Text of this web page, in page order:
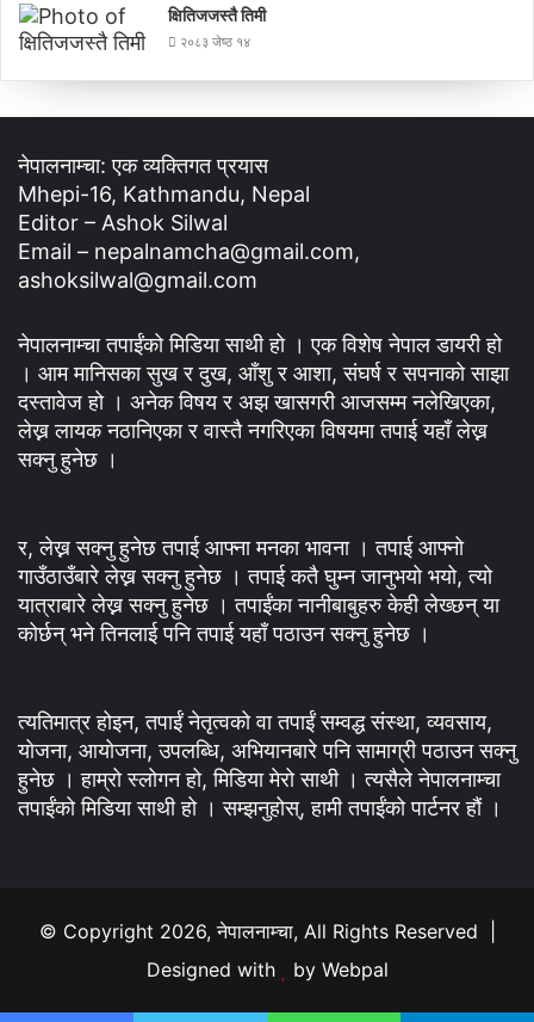
क्षितिजजस्तै तिमी
२०८३ जेष्ठ १४
नेपालनाम्चा: एक व्यक्तिगत प्रयास
Mhepi-16, Kathmandu, Nepal
Editor – Ashok Silwal
Email – nepalnamcha@gmail.com,
ashoksilwal@gmail.com
नेपालनाम्चा तपाईंको मिडिया साथी हो । एक विशेष नेपाल डायरी हो
। आम मानिसका सुख र दुख, आँशु र आशा, संघर्ष र सपनाको साझा
दस्तावेज हो । अनेक विषय र अझ खासगरी आजसम्म नलेखिएका,
लेख्न लायक नठानिएका र वास्तै नगरिएका विषयमा तपाई यहाँ लेख्न
सक्नु हुनेछ ।
र, लेख्न सक्नु हुनेछ तपाई आफ्ना मनका भावना । तपाई आफ्नो
गाउँठाउँबारे लेख्न सक्नु हुनेछ । तपाई कतै घुम्न जानुभयो भयो, त्यो
यात्राबारे लेख्न सक्नु हुनेछ । तपाईंका नानीबाबुहरु केही लेख्छन् या
कोर्छन् भने तिनलाई पनि तपाई यहाँ पठाउन सक्नु हुनेछ ।
त्यतिमात्र होइन, तपाईं नेतृत्वको वा तपाईं सम्वद्ध संस्था, व्यवसाय,
योजना, आयोजना, उपलब्धि, अभियानबारे पनि सामाग्री पठाउन सक्नु
हुनेछ । हाम्रो स्लोगन हो, मिडिया मेरो साथी । त्यसैले नेपालनाम्चा
तपाईंको मिडिया साथी हो । सम्झनुहोस्, हामी तपाईंको पार्टनर हौं ।
© Copyright 2026, नेपालनाम्चा, All Rights Reserved |
Designed with
by Webpal